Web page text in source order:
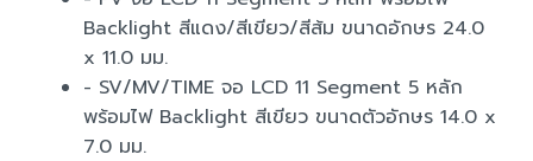
Backlight สีแดง/สีเขียว/สีส้ม ขนาดอักษร 24.0
x 11.0 มม.
- SV/MV/TIME จอ LCD 11 Segment 5 หลัก
พร้อมไฟ Backlight สีเขียว ขนาดตัวอักษร 14.0 x
7.0 มม.